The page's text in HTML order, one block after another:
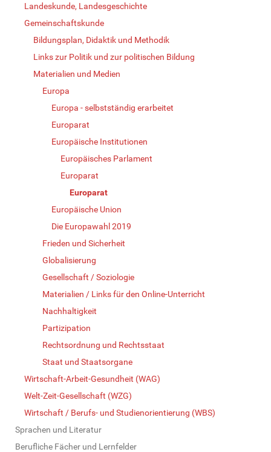
Landeskunde, Landesgeschichte
Gemeinschaftskunde
Bildungsplan, Didaktik und Methodik
Links zur Politik und zur politischen Bildung
Materialien und Medien
Europa
Europa - selbstständig erarbeitet
Europarat
Europäische Institutionen
Europäisches Parlament
Europarat
Europarat
Europäische Union
Die Europawahl 2019
Frieden und Sicherheit
Globalisierung
Gesellschaft / Soziologie
Materialien / Links für den Online-Unterricht
Nachhaltigkeit
Partizipation
Rechtsordnung und Rechtsstaat
Staat und Staatsorgane
Wirtschaft-Arbeit-Gesundheit (WAG)
Welt-Zeit-Gesellschaft (WZG)
Wirtschaft / Berufs- und Studienorientierung (WBS)
Sprachen und Literatur
Berufliche Fächer und Lernfelder